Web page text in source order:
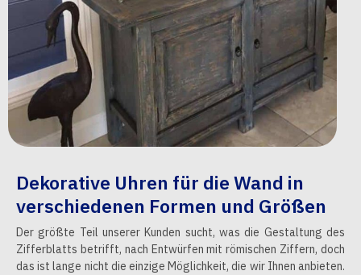
Dekorative Uhren für die Wand in
verschiedenen Formen und Größen
Der größte Teil unserer Kunden sucht, was die Gestaltung des
Zifferblatts betrifft, nach Entwürfen mit römischen Ziffern, doch
das ist lange nicht die einzige Möglichkeit, die wir Ihnen anbieten.